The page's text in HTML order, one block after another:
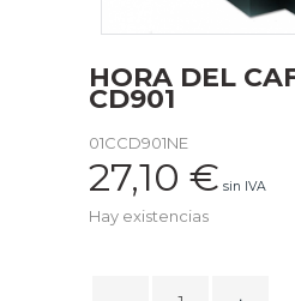
HORA DEL
CD901
01CCD901NE
27,10 € sin IVA
Hay existencias